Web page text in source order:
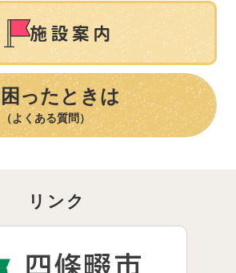
困ったときは
（よくある質問）
リンク